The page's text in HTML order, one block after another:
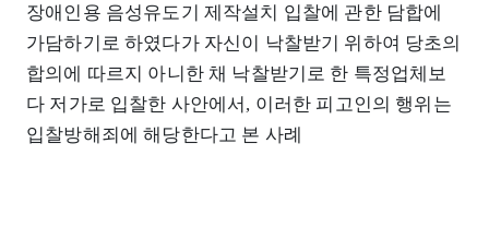
장애인용 음성유도기 제작설치 입찰에 관한 담합에
가담하기로 하였다가 자신이 낙찰받기 위하여 당초의
합의에 따르지 아니한 채 낙찰받기로 한 특정업체보
다 저가로 입찰한 사안에서, 이러한 피고인의 행위는
입찰방해죄에 해당한다고 본 사례